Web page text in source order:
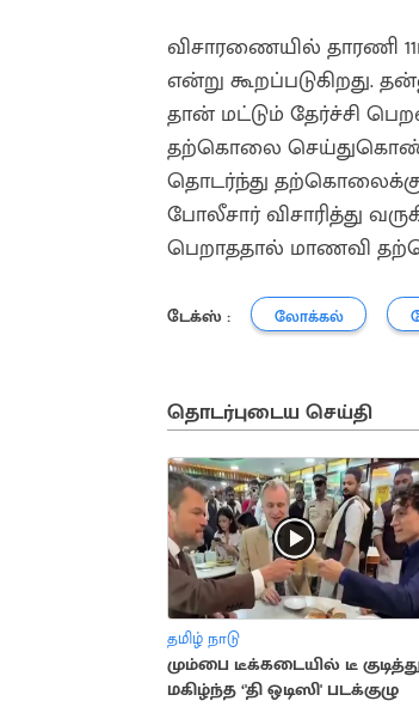
விசாரணையில் தாரணி
என்று கூறப்படுகிறது.
தான் மட்டும் தேர்ச்சி
தற்கொலை
தொடர்ந்து
போலீசார் விசாரித்து
பெறாததால் மாணவி
டேக்ஸ் : லோக்கல்
தொடர்புடைய செய்தி
தமிழ் நாடு
மும்பை டீக்கடையில் டீ
மகிழ்ந்த ‘'தி ஒடிஸி' படக்குழு